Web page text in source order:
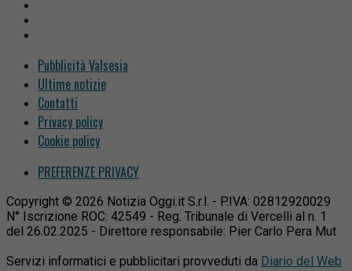
Pubblicità Valsesia
Ultime notizie
Contatti
Privacy policy
Cookie policy
PREFERENZE PRIVACY
Copyright © 2026 Notizia Oggi.it S.r.l. - P.IVA: 02812920029
N° Iscrizione ROC: 42549 - Reg. Tribunale di Vercelli al n. 1
del 26.02.2025 - Direttore responsabile: Pier Carlo Pera Mut
Servizi informatici e pubblicitari provveduti da Diario del Web